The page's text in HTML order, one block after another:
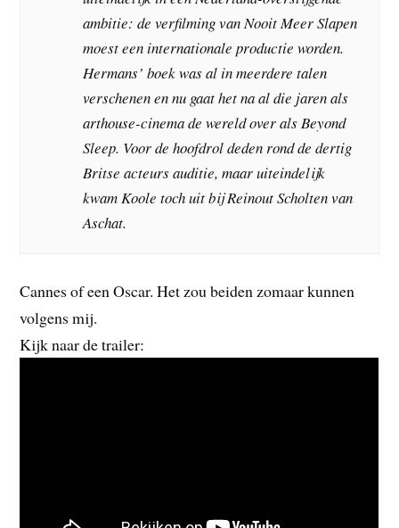
ambitie: de verfilming van Nooit Meer Slapen
moest een internationale productie worden.
Hermans’ boek was al in meerdere talen
verschenen en nu gaat het na al die jaren als
arthouse-cinema de wereld over als Beyond
Sleep. Voor de hoofdrol deden rond de dertig
Britse acteurs auditie, maar uiteindelijk
kwam Koole toch uit bij Reinout Scholten van
Aschat.
Cannes of een Oscar. Het zou beiden zomaar kunnen
volgens mij.
Kijk naar de trailer: